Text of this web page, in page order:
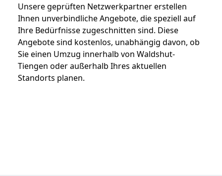
Unsere geprüften Netzwerkpartner erstellen
Ihnen unverbindliche Angebote, die speziell auf
Ihre Bedürfnisse zugeschnitten sind. Diese
Angebote sind kostenlos, unabhängig davon, ob
Sie einen Umzug innerhalb von Waldshut-
Tiengen oder außerhalb Ihres aktuellen
Standorts planen.